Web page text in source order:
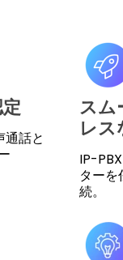
話と
スム
レス
IP-
ター
続。